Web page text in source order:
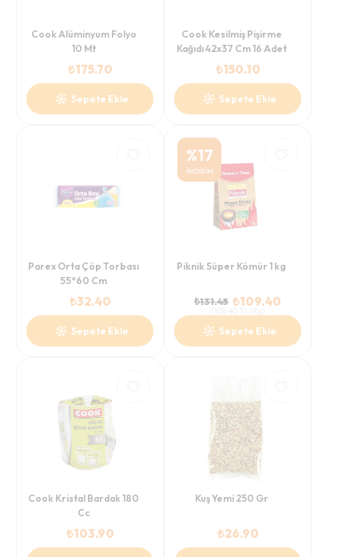
Cook Alüminyum Folyo
10 Mt
₺175.70
Sepete Ekle
Cook Kesilmiş Pişirme
Kağıdı 42x37 Cm 16 Adet
₺150.10
Sepete Ekle
Parex Orta Çöp Torbası
55*60 Cm
₺32.40
Sepete Ekle
%17
İNDİRİM
Piknik Süper Kömür 1 kg
₺131.45 ₺109.40
Sepete Ekle
Cook Kristal Bardak 180
Cc
₺103.90
Kuş Yemi 250 Gr
₺26.90